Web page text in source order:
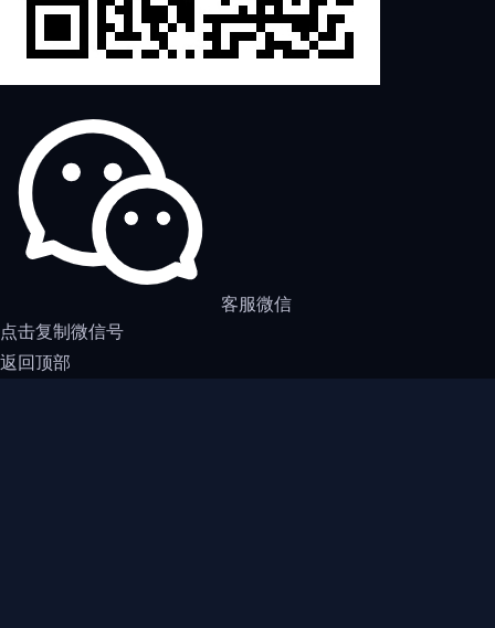
客服微信
点击复制微信号
返回顶部